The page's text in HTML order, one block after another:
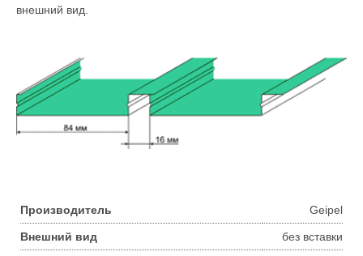
внешний вид.
Производитель Geipel
Внешний вид без вставки